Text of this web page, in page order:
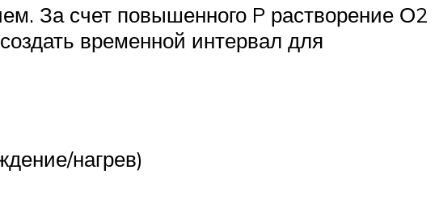
За счет повышенного P растворение О2
временной интервал для
нагрев)